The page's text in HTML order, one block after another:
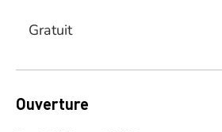
Gratuit
Ouverture